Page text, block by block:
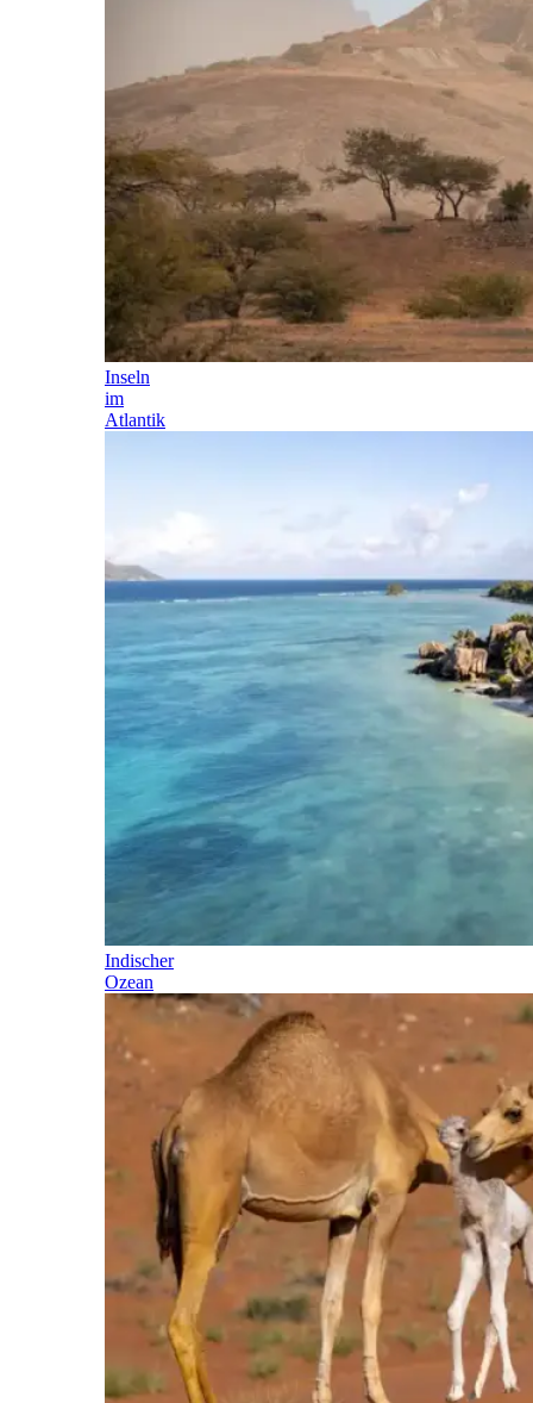
Inseln
im
Atlantik
Indischer
Ozean